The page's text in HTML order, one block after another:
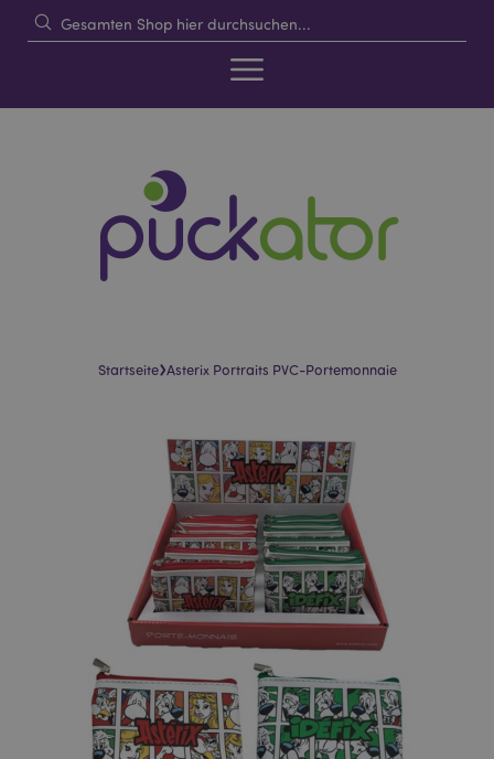
Startseite›Asterix Portraits PVC-Portemonnaie